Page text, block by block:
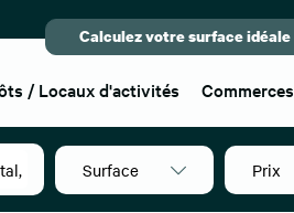
Calculez votre surface idéale
/ Locaux d'activités Commerces
Surface Prix